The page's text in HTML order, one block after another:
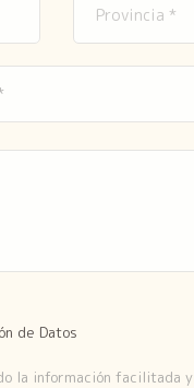
de Datos
la información facilitada y